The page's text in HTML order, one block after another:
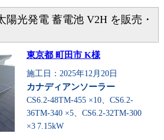
陽光発電 蓄電池 V2H を販売・
東京都 町田市 K様
施工日：2025年12月20日
カナディアンソーラー
CS6.2-48TM-455 ×10、CS6.2-
36TM-340 ×5、CS6.2-32TM-300
×3 7.15kW